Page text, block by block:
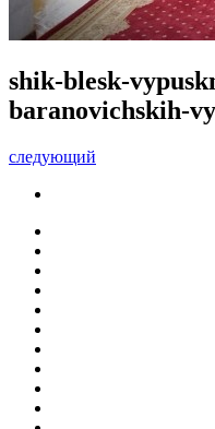
shik-blesk-
baranovichskih-
следующий